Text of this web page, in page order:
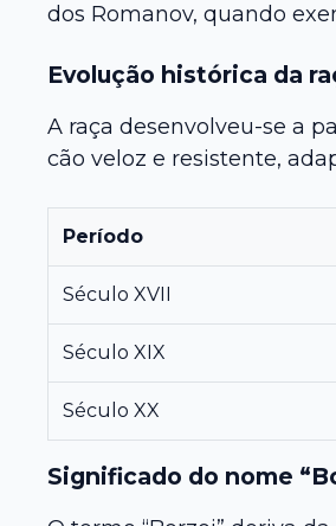
dos Romanov, quando
Evolução histórica da
A raça desenvolveu-se a
cão veloz e resistente,
Período
Século XVII
Século XIX
Século XX
Significado do nome